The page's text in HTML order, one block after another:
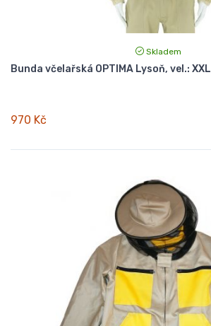
Skladem
Bunda včelařská OPTIMA Lysoň, vel.: XXL
970 Kč